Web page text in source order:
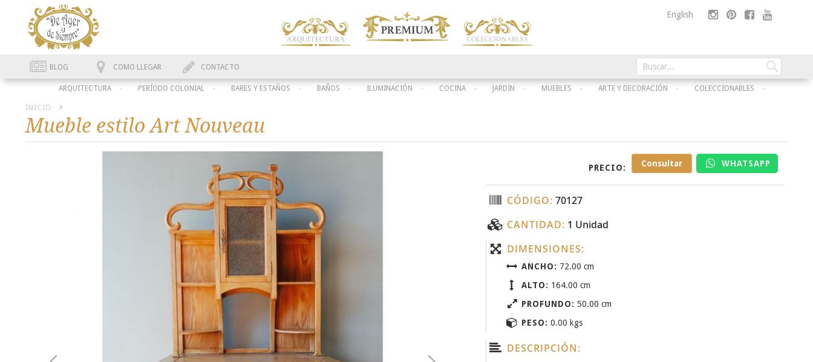
Skip
English
BLOG COMO LLEGAR CONTACTO
Buscar Buscar
ARQUITECTURA PERÍODO COLONIAL BARES Y ESTAÑOS BAÑOS ILUMINACIÓN COCINA JARDIN MUEBLES ARTE Y DECORACIÓN COLECCIONABLES
INICIO
Mueble estilo Art Nouveau
Consultar WHATSAPP
PRECIO:
CÓDIGO: 70127
CANTIDAD: 1 Unidad
DIMENSIONES:
ANCHO: 72.00 cm
ALTO: 164.00 cm
PROFUNDO: 50.00 cm
PESO: 0.00 kgs
DESCRIPCIÓN: